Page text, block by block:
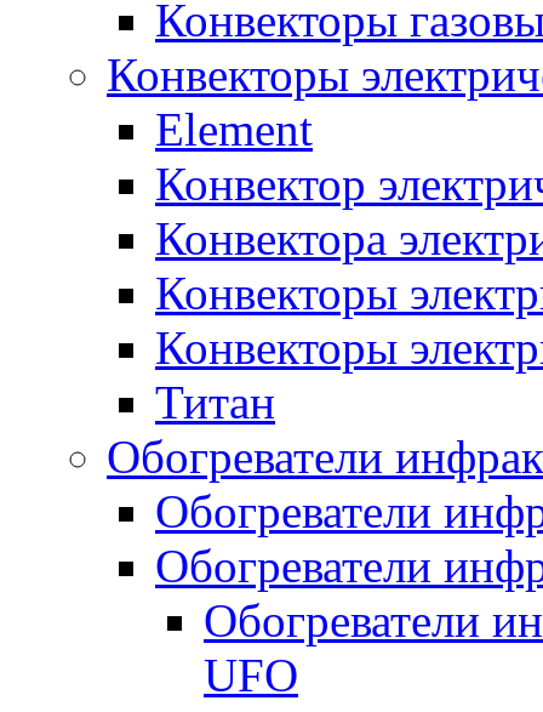
Конвекторы
Конвекторы
Element
Конвектор
Конвектора
Конвекторы
Конвекторы
Титан
Обогреватели
Обогреватели
Обогреватели
Обогреватели
UFO